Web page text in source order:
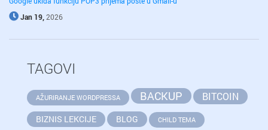
Jan 19, 2026
TAGOVI
AŽURIRANJE WORDPRESSA BACKUP BITCOIN
BIZNIS LEKCIJE BLOG CHILD TEMA